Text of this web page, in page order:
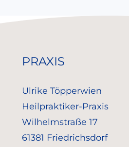
PRAXIS
Ulrike Töpperwien
Heilpraktiker-Praxis
Wilhelmstraße 17
61381 Friedrichsdorf